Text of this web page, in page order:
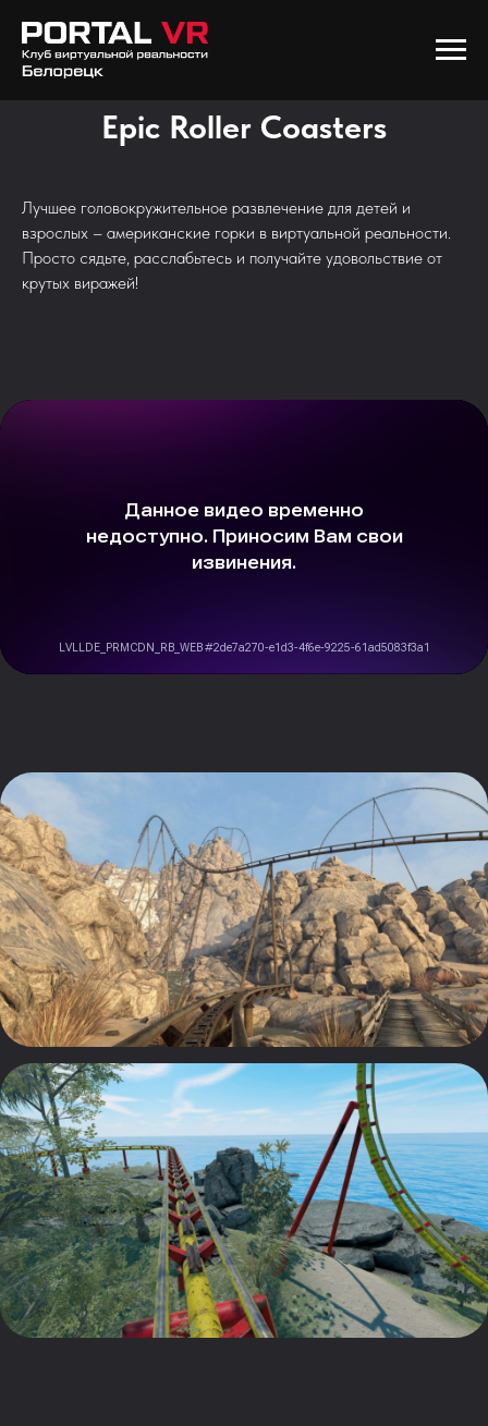
Epic Roller Coasters
Лучшее головокружительное развлечение для детей и
взрослых – американские горки в виртуальной реальности.
Просто сядьте, расслабьтесь и получайте удовольствие от
крутых виражей!